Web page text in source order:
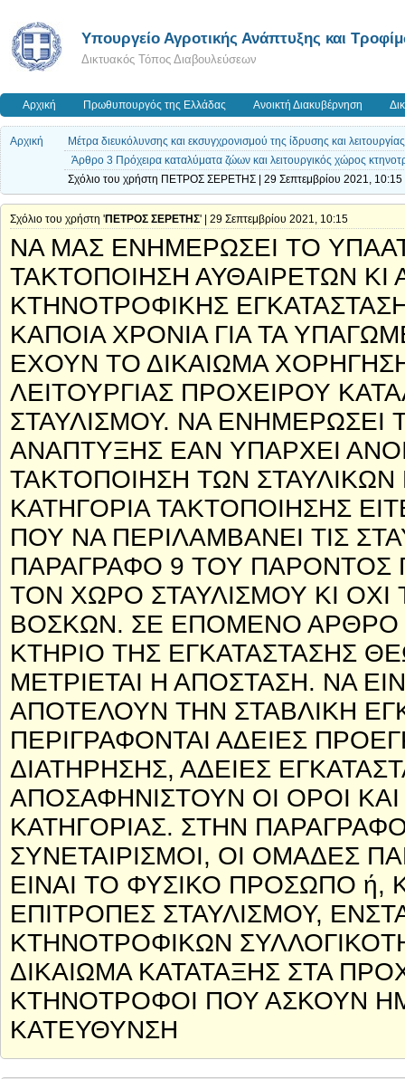
Υπουργείο Αγροτικής Ανάπτυξης και
Δικτυακός Τόπος Διαβουλεύσεων
Αρχική Πρωθυπουργός της Ελλάδας Ανοικτή Διακυβέρνηση
Αρχική
Μέτρα διευκόλυνσης και εκσυγχρονισμού της ίδρυσης και
Άρθρο 3 Πρόχειρα καταλύματα ζώων και λειτουργικός χώρος
Σχόλιο του χρήστη ΠΕΤΡΟΣ ΣΕΡΕΤΗΣ | 29 Σεπτεμβρίου 2021, 10:15
Σχόλιο του χρήστη 'ΠΕΤΡΟΣ ΣΕΡΕΤΗΣ' | 29 Σεπτεμβρίου 2021, 10:15
ΝΑ ΜΑΣ ΕΝΗΜΕΡΩΣΕΙ ΤΟ
ΤΑΚΤΟΠΟΙΗΣΗ ΑΥΘΑΙΡΕΤΩΝ
ΚΤΗΝΟΤΡΟΦΙΚΗΣ
ΚΑΠΟΙΑ ΧΡΟΝΙΑ ΓΙΑ ΤΑ
ΕΧΟΥΝ ΤΟ ΔΙΚΑΙΩΜΑ
ΛΕΙΤΟΥΡΓΙΑΣ ΠΡΟΧΕΙΡΟΥ
ΣΤΑΥΛΙΣΜΟΥ. ΝΑ ΕΝΗΜΕΡΩΣΕΙ
ΑΝΑΠΤΥΞΗΣ ΕΑΝ ΥΠΑΡΧΕΙ
ΤΑΚΤΟΠΟΙΗΣΗ ΤΩΝ
ΚΑΤΗΓΟΡΙΑ ΤΑΚΤΟΠΟΙΗΣΗΣ
ΠΟΥ ΝΑ ΠΕΡΙΛΑΜΒΑΝΕΙ ΤΙΣ
ΠΑΡΑΓΡΑΦΟ 9 ΤΟΥ ΠΑΡΟΝΤΟΣ
ΤΟΝ ΧΩΡΟ ΣΤΑΥΛΙΣΜΟΥ ΚΙ ΟΧΙ
ΒΟΣΚΩΝ. ΣΕ ΕΠΟΜΕΝΟ ΑΡΘΡΟ
ΚΤΗΡΙΟ ΤΗΣ ΕΓΚΑΤΑΣΤΑΣΗΣ
ΜΕΤΡΙΕΤΑΙ Η ΑΠΟΣΤΑΣΗ. ΝΑ
ΑΠΟΤΕΛΟΥΝ ΤΗΝ ΣΤΑΒΛΙΚΗ
ΠΕΡΙΓΡΑΦΟΝΤΑΙ ΑΔΕΙΕΣ
ΔΙΑΤΗΡΗΣΗΣ, ΑΔΕΙΕΣ
ΑΠΟΣΑΦΗΝΙΣΤΟΥΝ ΟΙ ΟΡΟΙ
ΚΑΤΗΓΟΡΙΑΣ. ΣΤΗΝ
ΣΥΝΕΤΑΙΡΙΣΜΟΙ, ΟΙ ΟΜΑΔΕΣ
ΕΙΝΑΙ ΤΟ ΦΥΣΙΚΟ ΠΡΟΣΩΠΟ ή,
ΕΠΙΤΡΟΠΕΣ ΣΤΑΥΛΙΣΜΟΥ,
ΚΤΗΝΟΤΡΟΦΙΚΩΝ
ΔΙΚΑΙΩΜΑ ΚΑΤΑΤΑΞΗΣ ΣΤΑ
ΚΤΗΝΟΤΡΟΦΟΙ ΠΟΥ ΑΣΚΟΥΝ
ΚΑΤΕΥΘΥΝΣΗ